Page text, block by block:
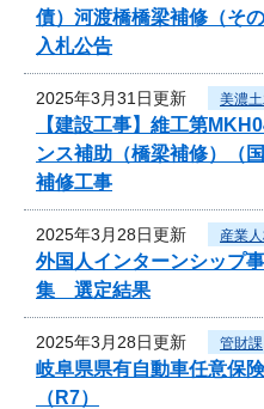
債）河渡橋橋梁補修（そ
入札公告
2025年3月31日更新 美濃
【建設工事】維工第
ンス補助（橋梁補修）（
補修工事
2025年3月28日更新 産業
外国人インターンシップ
集 選定結果
2025年3月28日更新 管財課
岐阜県県有自動車任意保
（R7）